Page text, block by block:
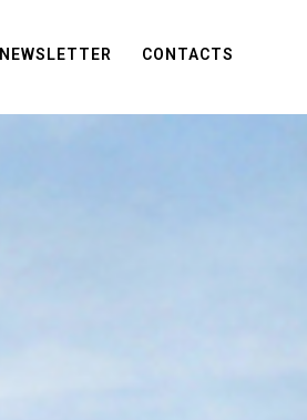
NEWSLETTER CONTACTS